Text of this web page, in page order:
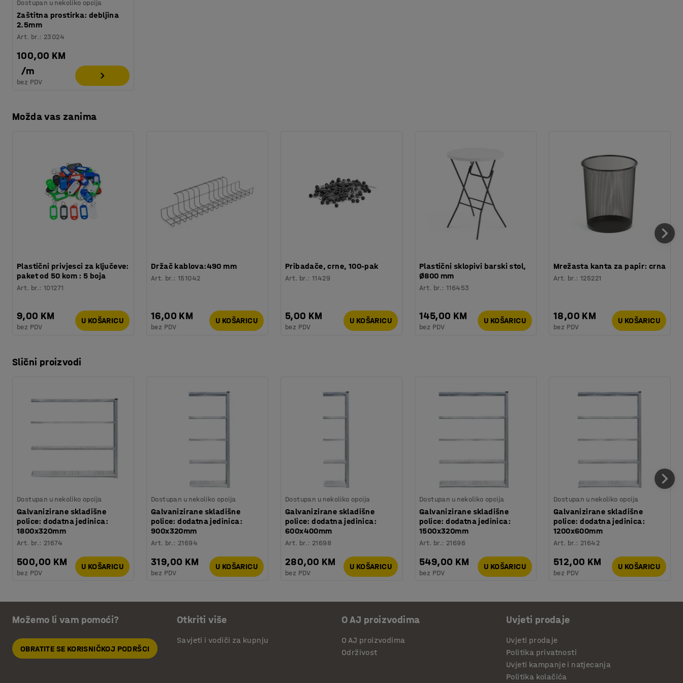
Dostupan u nekoliko opcija
Zaštitna prostirka: debljina
2.5mm
Art. br.: 23024
100,00 KM
/m
bez PDV
Možda vas zanima
Plastični privjesci za ključeve:
paket od 50 kom : 5 boja
Art. br.:101271
9,00 KM
bez PDV
U KOŠARICU
Držač kablova:490 mm
Art. br.:151042
16,00 KM
bez PDV
U KOŠARICU
Pribadače, crne, 100-pak
Art. br.:11429
5,00 KM
bez PDV
U KOŠARICU
Plastični sklopivi barski stol,
Ø800 mm
Art. br.:116453
145,00 KM
bez PDV
U KOŠARICU
Mrežasta kanta za papir: crna
Art. br.:125221
18,00 KM
bez PDV
U KOŠARICU
Slični proizvodi
Dostupan u nekoliko opcija
Galvanizirane skladišne
police: dodatna jedinica:
1800x320mm
Art. br.: 21674
500,00 KM
bez PDV
U KOŠARICU
Dostupan u nekoliko opcija
Galvanizirane skladišne
police: dodatna jedinica:
900x320mm
Art. br.: 21694
319,00 KM
bez PDV
U KOŠARICU
Dostupan u nekoliko opcija
Galvanizirane skladišne
police: dodatna jedinica:
600x400mm
Art. br.: 21698
280,00 KM
bez PDV
U KOŠARICU
Dostupan u nekoliko opcija
Galvanizirane skladišne
police: dodatna jedinica:
1500x320mm
Art. br.: 21696
549,00 KM
bez PDV
U KOŠARICU
Dostupan u nekoliko opcija
Galvanizirane skladišne
police: dodatna jedinica:
1200x600mm
Art. br.: 21642
512,00 KM
bez PDV
U KOŠARICU
Možemo li vam pomoći?
OBRATITE SE KORISNIČKOJ PODRŠCI
Otkriti više
Savjeti i vodiči za kupnju
O AJ proizvodima
O AJ proizvodima
Održivost
Uvjeti prodaje
Uvjeti prodaje
Politika privatnosti
Uvjeti kampanje i natjecanja
Politika kolačića